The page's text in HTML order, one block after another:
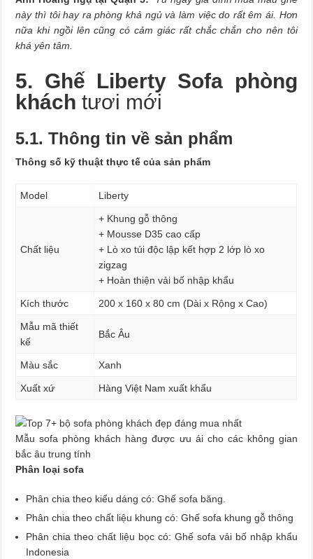
này thì tôi hay ra phòng khả ngủ và làm việc do rất êm ái. Hơn
nữa khi ngồi lên cũng có cảm giác rất chắc chắn cho nên tôi
khá yên tâm.
5. Ghế Liberty Sofa phòng
kháchtươi mới
5.1. Thông tin về sản phẩm
Thông số kỹ thuật thực tế của sản phẩm
Model Liberty
Chất liệu
+ Khung gỗ thông
+ Mousse D35 cao cấp
+ Lò xo túi độc lập kết hợp 2 lớp lò xo
zigzag
+ Hoàn thiện vải bố nhập khẩu
Kích thước 200 x 160 x 80 cm (Dài x Rộng x Cao)
Mẫu mã thiết
kế
Bắc Âu
Màu sắc Xanh
Xuất xứ Hàng Việt Nam xuất khẩu
Mẫu sofa phòng khách hàng được ưu ái cho các không gian
bắc âu trung tính
Phân loại sofa
Phân chia theo kiểu dáng có: Ghế sofa băng.
Phân chia theo chất liệu khung có: Ghế sofa khung gỗ thông
Phân chia theo chất liệu bọc có: Ghế sofa vải bố nhập khẩu
Indonesia